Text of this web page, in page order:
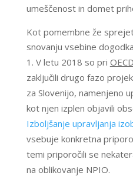
umeščenost in domet
Kot pomembne že
snovanju vsebine
V letu 2018 so pri OECD
zaključili drugo fazo
za Slovenijo, namenjeno
kot njen izplen objavili
Izboljšanje upravljanja
vsebuje konkretna
temi priporočili se
na oblikovanje NPIO.